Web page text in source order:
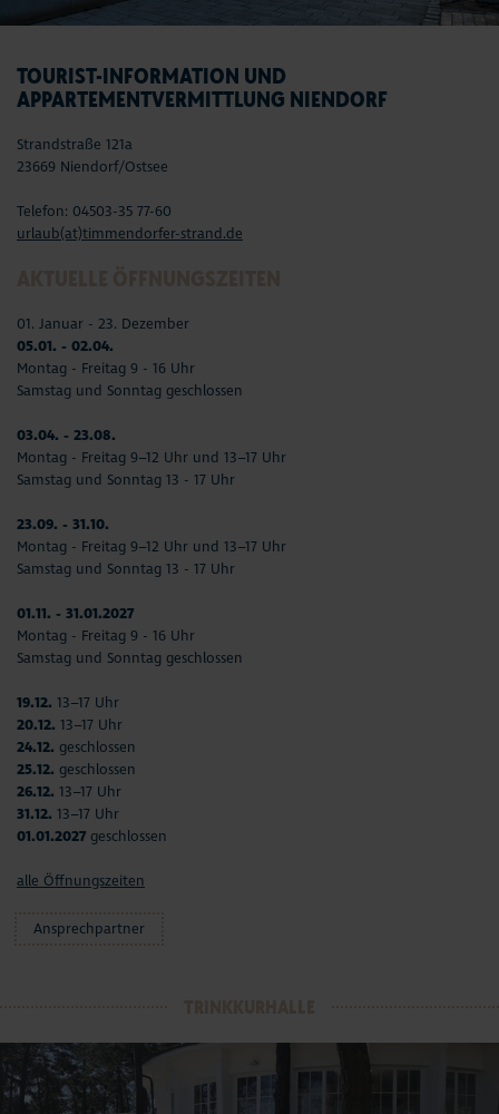
TOURIST-INFORMATION UND
APPARTEMENTVERMITTLUNG NIENDORF
Strandstraße 121a
23669 Niendorf/Ostsee
Telefon: 04503-35 77-60
urlaub(at)timmendorfer-strand.de
01. Januar - 23. Dezember
05.01. - 02.04.
Montag - Freitag 9 - 16 Uhr
Samstag und Sonntag geschlossen
03.04. - 23.08.
Montag - Freitag 9–12 Uhr und 13–17 Uhr
Samstag und Sonntag 13 - 17 Uhr
23.09. - 31.10.
Montag - Freitag 9–12 Uhr und 13–17 Uhr
Samstag und Sonntag 13 - 17 Uhr
01.11. - 31.01.2027
Montag - Freitag 9 - 16 Uhr
Samstag und Sonntag geschlossen
19.12. 13–17 Uhr
20.12. 13–17 Uhr
24.12. geschlossen
25.12. geschlossen
26.12. 13–17 Uhr
31.12. 13–17 Uhr
01.01.2027 geschlossen
alle Öffnungszeiten
Ansprechpartner